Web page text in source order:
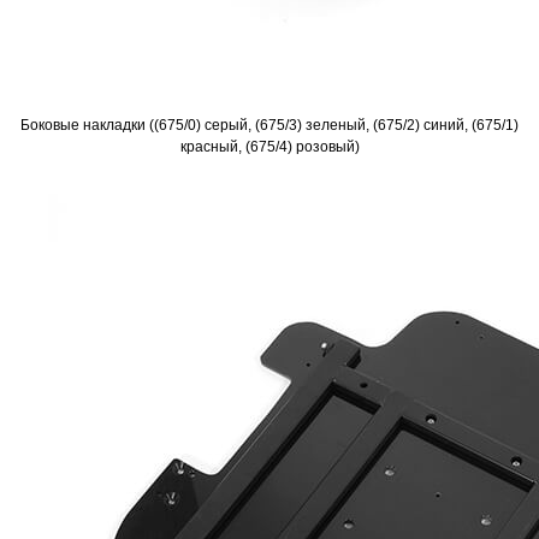
Боковые накладки ((675/0) серый, (675/3) зеленый, (675/2) синий, (675/1)
красный, (675/4) розовый)